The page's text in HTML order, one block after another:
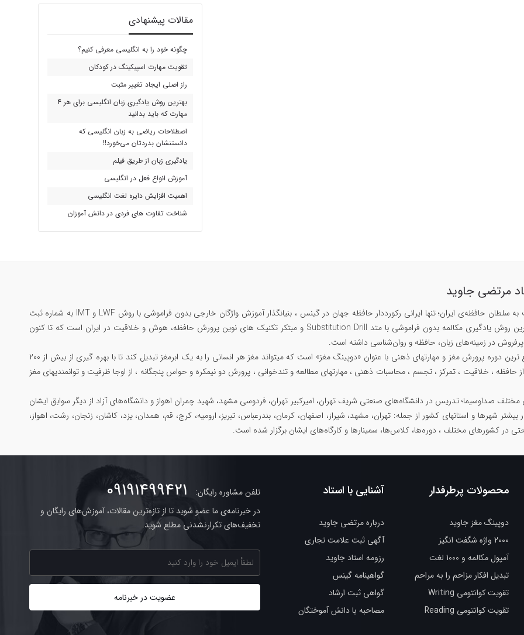
مقالات پیشنهادی
چگونه خود را به انگلیسی معرفی کنیم؟
تقویت مهارت اسپیکینگ در کودکان
راز اصلی ایجاد تغییر مثبت
بهترین روش یادگیری زبان انگلیسی برای هر 4
مهارت که باید بدانید
اصطلاحات ریاضی به زبان انگلیسی که
دانستنشان بدردتان می‌خورد!!
یادگیری زبان از طریق فیلم
آموزش انواع فعل در انگلیسی
اهمیت افزایش دایره لغت انگلیسی
شناخت تفاوت های فردی در دانش آموزان
مرتضی جاوید
مرتضی جاوید ملقب به سلطان حافظه‌ی ایران؛ تنها ایرانی رکورددار حافظه جهان در گینس ، بنیانگذار آموزش واژگان خارجی بدون فراموشی با روش LWF و IMT به شماره ثبت
۱۴۲۹، مبتکر سریع ترین روش یادگیری مکالمه بدون فراموشی با متد Substitution Drill و مبتکر تکنیک های نوین پرورش حافظه، هوش و خلاقیت در ایران است که تا کنون
همچنین خالق جامع ترین دوره پرورش مغز و مهارتهای ذهنی با عنوان «دوپینگ مغز» است که میتواند مغز هر انسانی را به یک ابرمغز تبدیل کند تا با بهره گیری از بیش از ۲۰۰
حافظه ، خلاقیت ، تمرکز ، تجسم ، محاسبات ذهنی ، مهارتهای مطالعه و تندخوانی ، پرورش دو نیمکره و حواس پنجگانه ، از اوجا ظرفیت و توانمندیهای مغز
صداوسیما؛ تدریس در دانشگاه‌های صنعتی شریف تهران، امیرکبیر تهران، فردوسی مشهد، شهید چمران اهواز و دانشگاه‌های آزاد از دیگر سوابق ایشان
بیشتر شهرها و استانهای کشور از جمله: تهران، مشهد، شیراز، اصفهان، کرمان، بندرعباس، تبریز، ارومیه، کرج، قم، همدان، یزد، کاشان، زنجان، رشت، اهواز،
در کشورهای مختلف ، دوره‌ها، کلاس‌ها، سمینار‌ها و کارگاه‌های ایشان برگزار شده است.
محصولات پرطرفدار
دوپینگ مغز جاوید
2000 واژه شگفت انگیز
آمپول مکالمه و 1000 لغت
تبدیل افکار مزاحم را به مراحم
تقویت کوانتومی Writing
تقویت کوانتومی Reading
آشنایی با استاد
درباره مرتضی جاوید
آگهی ثبت علامت تجاری
رزومه استاد جاوید
گواهینامه گینس
گواهی ثبت ارشاد
مصاحبه با دانش آموختگان
تلفن مشاوره رایگان: 09191499421
در خبرنامه‌ی ما عضو شوید تا از تازه‌ترین مقالات، آموزش‌های رایگان و
تخفیف‌های تکرارنشدنی مطلع شوید.